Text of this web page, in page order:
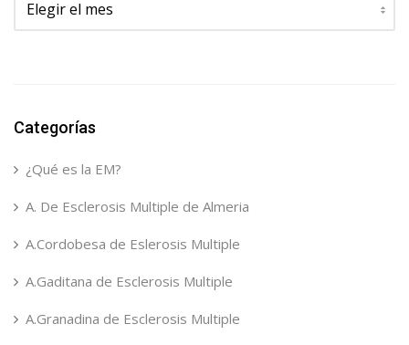
Categorías
¿Qué es la EM?
A. De Esclerosis Multiple de Almeria
A.Cordobesa de Eslerosis Multiple
A.Gaditana de Esclerosis Multiple
A.Granadina de Esclerosis Multiple